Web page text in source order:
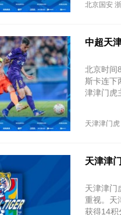
北京国安
中超天
北京时间
斯卡连下
津津门虎
天津津门虎
天津津
天津津门
重视。天
获得14积